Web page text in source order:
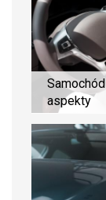
aspekty